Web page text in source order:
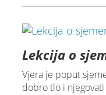
Lekcija o
Vjera je poput
dobro tlo i